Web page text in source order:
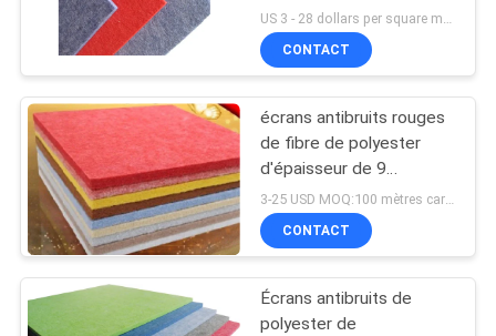
polyester d'amphithéâtreUS 3 - 28 dollars per square meter MOQ:100 mètres carrés
CONTACT
écrans antibruits rouges
de fibre de polyester
d'épaisseur de 9
millimètres pour l'OEM de
cinéma
3-25 USD MOQ:100 mètres carrés
CONTACT
Écrans antibruits de
polyester de